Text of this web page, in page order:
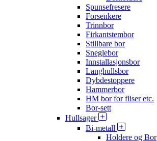
Spunsefresere
Forsenkere
Trinnbor
Firkantstembor
Stillbare bor
Sneglebor
Innstallasjonsbor
Langhullsbor
Dybdestoppere
Hammerbor
HM bor for fliser etc.
Bor-sett
Hullsager
Bi-metall
Holdere og Bor